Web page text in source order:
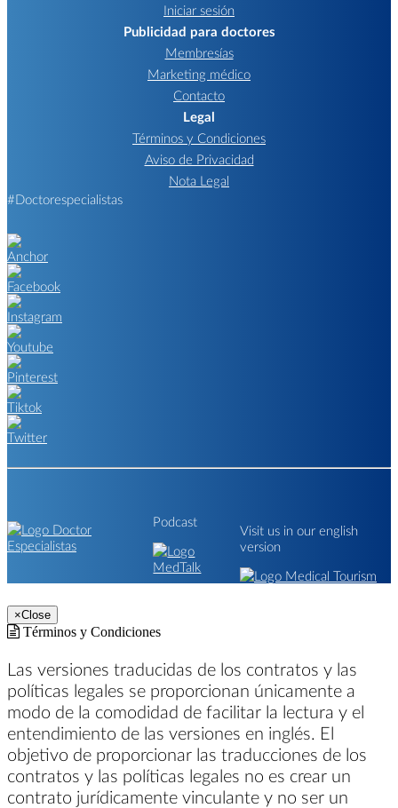
Iniciar sesión
Publicidad para doctores
Membresías
Marketing médico
Contacto
Legal
Términos y Condiciones
Aviso de Privacidad
Nota Legal
#Doctorespecialistas
Podcast
Visit us in our english
version
×Close
Términos y Condiciones
Las versiones traducidas de los contratos y las
políticas legales se proporcionan únicamente a
modo de la comodidad de facilitar la lectura y el
entendimiento de las versiones en inglés. El
objetivo de proporcionar las traducciones de los
contratos y las políticas legales no es crear un
contrato jurídicamente vinculante y no ser un